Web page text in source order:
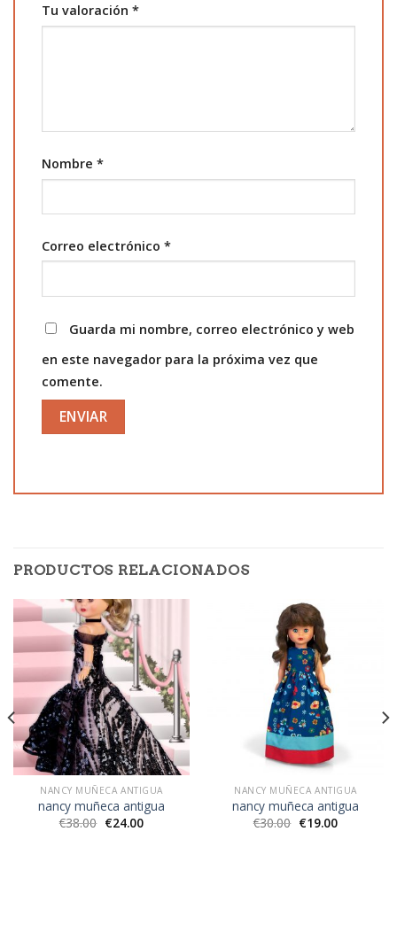
Tu valoración *
Nombre *
Correo electrónico *
Guarda mi nombre, correo electrónico y web
en este navegador para la próxima vez que
comente.
PRODUCTOS RELACIONADOS
NANCY MUÑECA ANTIGUA
nancy muñeca antigua
€38.00 €24.00
NANCY MUÑECA ANTIGUA
nancy muñeca antigua
€30.00 €19.00